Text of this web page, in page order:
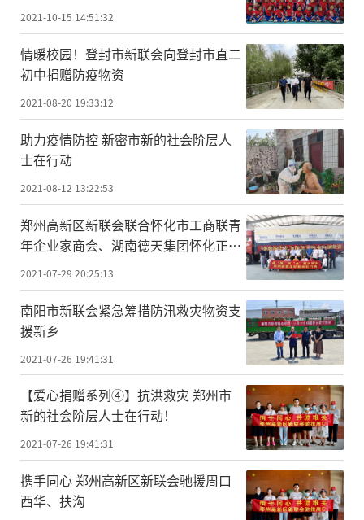
2021-10-15 14:51:32
情暖校园！登封市新联会向登封市直二
初中捐赠防疫物资
2021-08-20 19:33:12
助力疫情防控 新密市新的社会阶层人
士在行动
2021-08-12 13:22:53
郑州高新区新联会联合怀化市工商联青
年企业家商会、湖南德天集团怀化正好
2021-07-29 20:25:13
南阳市新联会紧急筹措防汛救灾物资支
援新乡
2021-07-26 19:41:31
【爱心捐赠系列④】抗洪救灾 郑州市
新的社会阶层人士在行动！
2021-07-26 19:41:31
携手同心 郑州高新区新联会驰援周口
西华、扶沟